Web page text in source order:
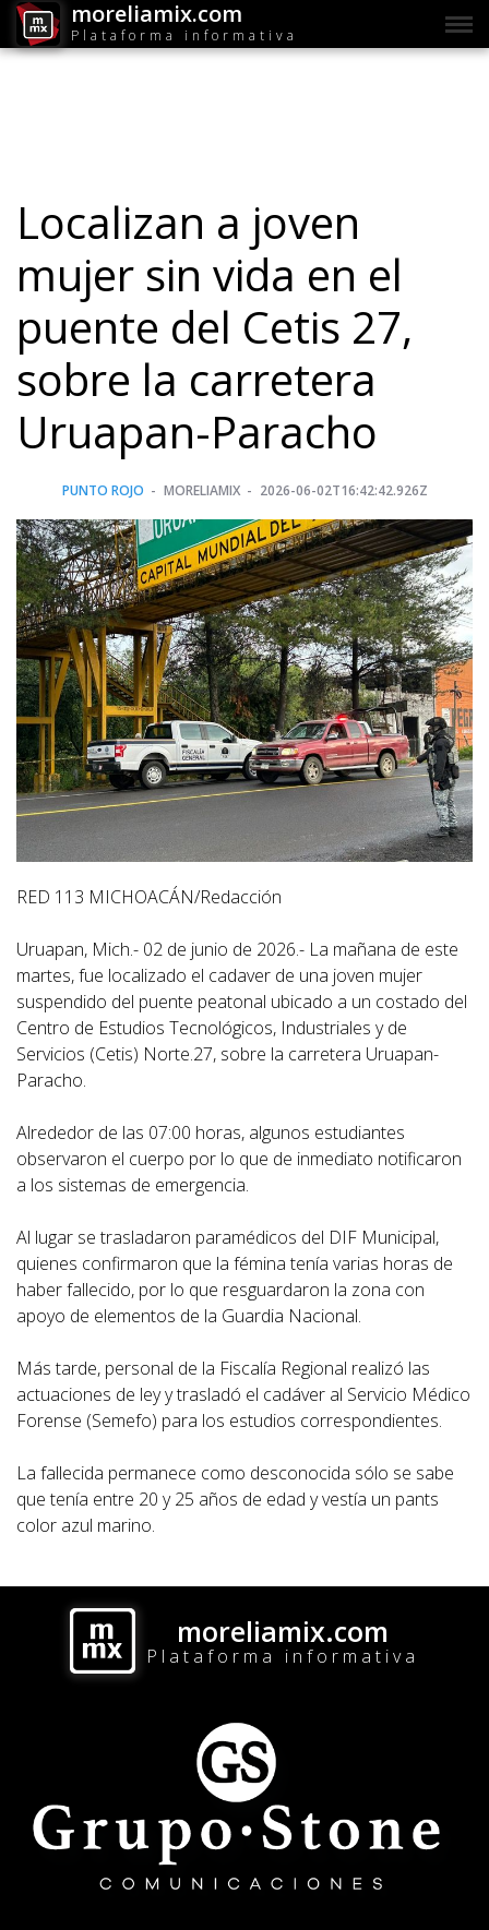
moreliamix.com
Plataforma informativa
Localizan a joven
mujer sin vida en el
puente del Cetis 27,
sobre la carretera
Uruapan-Paracho
PUNTO ROJO MORELIAMIX 2026-06-02T16:42:42.926Z
RED 113 MICHOACÁN/Redacción
Uruapan, Mich.- 02 de junio de 2026.- La mañana de este
martes, fue localizado el cadaver de una joven mujer
suspendido del puente peatonal ubicado a un costado del
Centro de Estudios Tecnológicos, Industriales y de
Servicios (Cetis) Norte.27, sobre la carretera Uruapan-
Paracho.
Alrededor de las 07:00 horas, algunos estudiantes
observaron el cuerpo por lo que de inmediato notificaron
a los sistemas de emergencia.
Al lugar se trasladaron paramédicos del DIF Municipal,
quienes confirmaron que la fémina tenía varias horas de
haber fallecido, por lo que resguardaron la zona con
apoyo de elementos de la Guardia Nacional.
Más tarde, personal de la Fiscalía Regional realizó las
actuaciones de ley y trasladó el cadáver al Servicio Médico
Forense (Semefo) para los estudios correspondientes.
La fallecida permanece como desconocida sólo se sabe
que tenía entre 20 y 25 años de edad y vestía un pants
color azul marino.
moreliamix.com
Plataforma informativa